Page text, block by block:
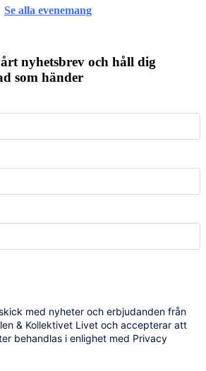
Se alla evenemang
nyhetsbrev och håll dig
som händer
med nyheter och erbjudanden från
& Kollektivet Livet och accepterar att
behandlas i enlighet med Privacy